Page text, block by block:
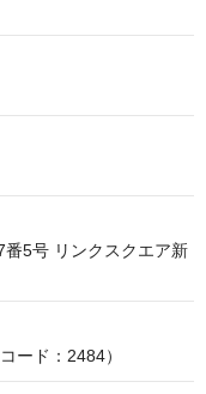
5号 リンクスクエア新
ード：2484）